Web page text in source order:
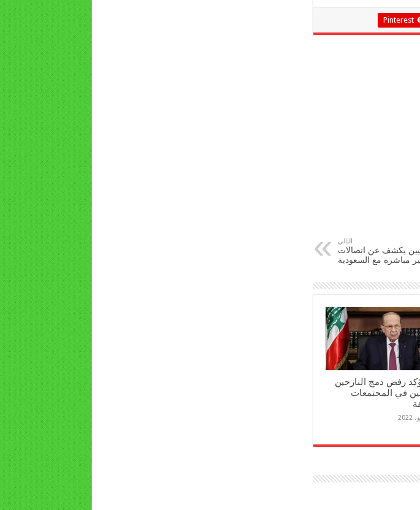
Pinterest
التالي
يكشف عن اتصالات
مباشرة مع السعودية
رفض دمج النازحين
في المجتمعات